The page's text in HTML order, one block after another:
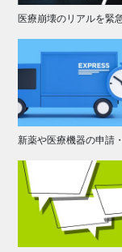
医療崩壊のリアルを緊
新薬や医療機器の申請